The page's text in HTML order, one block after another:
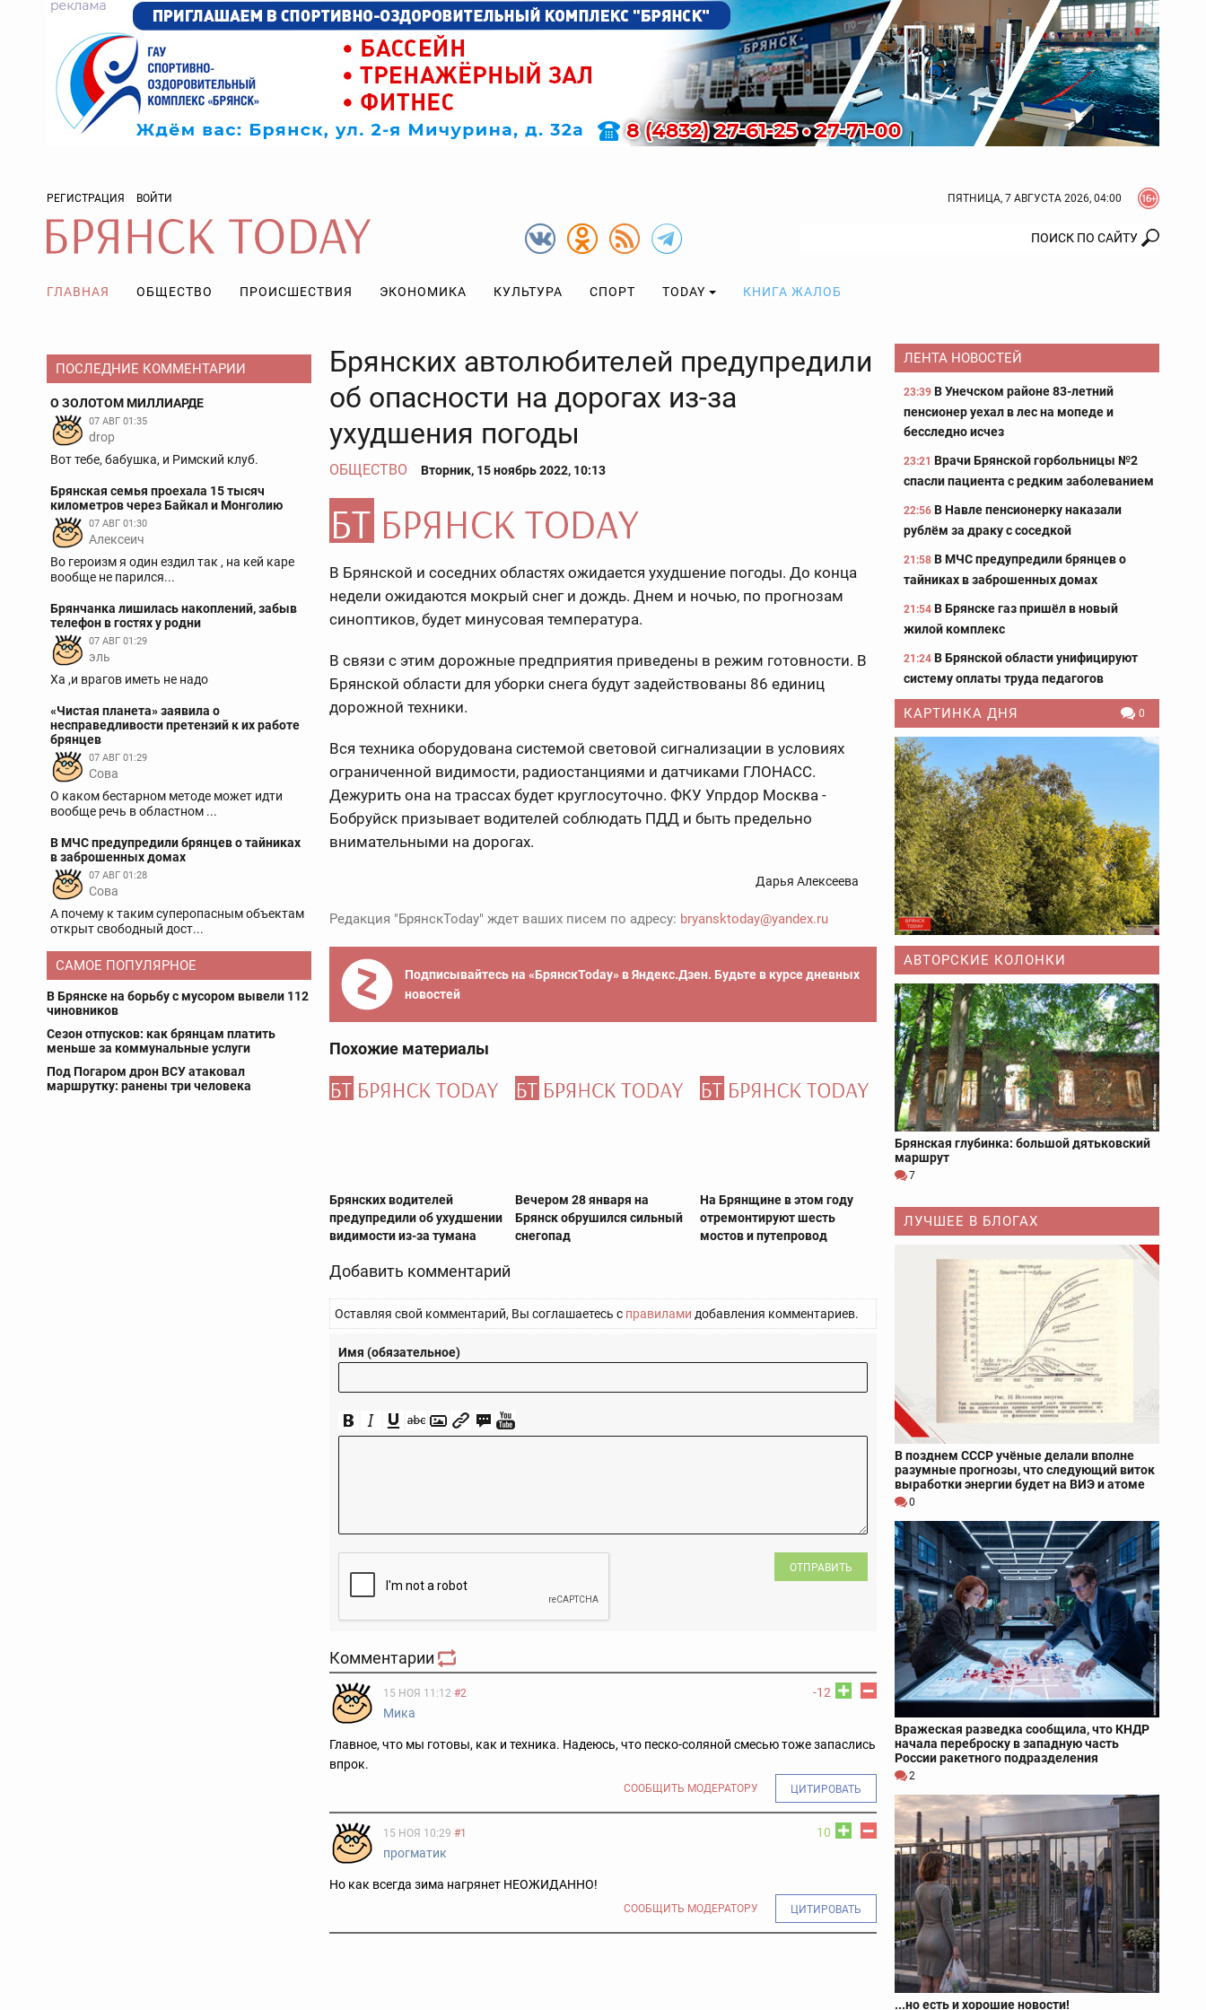
РЕГИСТРАЦИЯ ВОЙТИ ПЯТНИЦА, 7 АВГУСТА 2026, 04:00
ГЛАВНАЯ ОБЩЕСТВО ПРОИСШЕСТВИЯ ЭКОНОМИКА КУЛЬТУРА СПОРТ TODAY КНИГА ЖАЛОБ
ПОСЛЕДНИЕ КОММЕНТАРИИ
О ЗОЛОТОМ МИЛЛИАРДЕ
07 АВГ 01:35
drop
Вот тебе, бабушка, и Римский клуб.
Брянская семья проехала 15 тысяч
километров через Байкал и Монголию
07 АВГ 01:30
Алексеич
Во героизм я один ездил так , на кей каре
вообще не парился...
Брянчанка лишилась накоплений, забыв
телефон в гостях у родни
07 АВГ 01:29
эль
Ха ,и врагов иметь не надо
«Чистая планета» заявила о
несправедливости претензий к их работе
брянцев
07 АВГ 01:29
Сова
О каком бестарном методе может идти
вообще речь в областном ...
В МЧС предупредили брянцев о тайниках
в заброшенных домах
07 АВГ 01:28
Сова
А почему к таким суперопасным объектам
открыт свободный дост...
САМОЕ ПОПУЛЯРНОЕ
В Брянске на борьбу с мусором вывели 112
чиновников
Сезон отпусков: как брянцам платить
меньше за коммунальные услуги
Под Погаром дрон ВСУ атаковал
маршрутку: ранены три человека
Брянских автолюбителей предупредили
об опасности на дорогах из-за
ухудшения погоды
ОБЩЕСТВО Вторник, 15 ноябрь 2022, 10:13
В Брянской и соседних областях ожидается ухудшение погоды. До конца
недели ожидаются мокрый снег и дождь. Днем и ночью, по прогнозам
синоптиков, будет минусовая температура.
В связи с этим дорожные предприятия приведены в режим готовности. В
Брянской области для уборки снега будут задействованы 86 единиц
дорожной техники.
Вся техника оборудована системой световой сигнализации в условиях
ограниченной видимости, радиостанциями и датчиками ГЛОНАСС.
Дежурить она на трассах будет круглосуточно. ФКУ Упрдор Москва -
Бобруйск призывает водителей соблюдать ПДД и быть предельно
внимательными на дорогах.
Дарья Алексеева
Редакция "БрянскToday" ждет ваших писем по адресу: bryansktoday@yandex.ru
Подписывайтесь на «БрянскToday» в Яндекс.Дзен. Будьте в курсе дневных
новостей
Похожие материалы
Брянских водителей
предупредили об ухудшении
видимости из-за тумана
Вечером 28 января на
Брянск обрушился сильный
снегопад
На Брянщине в этом году
отремонтируют шесть
мостов и путепровод
Добавить комментарий
Оставляя свой комментарий, Вы соглашаетесь с правилами добавления комментариев.
Имя (обязательное)
ОТПРАВИТЬ
Комментарии
-12
15 НОЯ 11:12 #2
Мика
Главное, что мы готовы, как и техника. Надеюсь, что песко-соляной смесью тоже запаслись
впрок.
СООБЩИТЬ МОДЕРАТОРУ ЦИТИРОВАТЬ
10
15 НОЯ 10:29 #1
прогматик
Но как всегда зима нагрянет НЕОЖИДАННО!
СООБЩИТЬ МОДЕРАТОРУ ЦИТИРОВАТЬ
ЛЕНТА НОВОСТЕЙ
23:39 В Унечском районе 83-летний
пенсионер уехал в лес на мопеде и
бесследно исчез
23:21 Врачи Брянской горбольницы №2
спасли пациента с редким заболеванием
22:56 В Навле пенсионерку наказали
рублём за драку с соседкой
21:58 В МЧС предупредили брянцев о
тайниках в заброшенных домах
21:54 В Брянске газ пришёл в новый
жилой комплекс
21:24 В Брянской области унифицируют
систему оплаты труда педагогов
КАРТИНКА ДНЯ 0
АВТОРСКИЕ КОЛОНКИ
Брянская глубинка: большой дятьковский
маршрут
7
ЛУЧШЕЕ В БЛОГАХ
В позднем СССР учёные делали вполне
разумные прогнозы, что следующий виток
выработки энергии будет на ВИЭ и атоме
0
Вражеская разведка сообщила, что КНДР
начала переброску в западную часть
России ракетного подразделения
2
...но есть и хорошие новости!